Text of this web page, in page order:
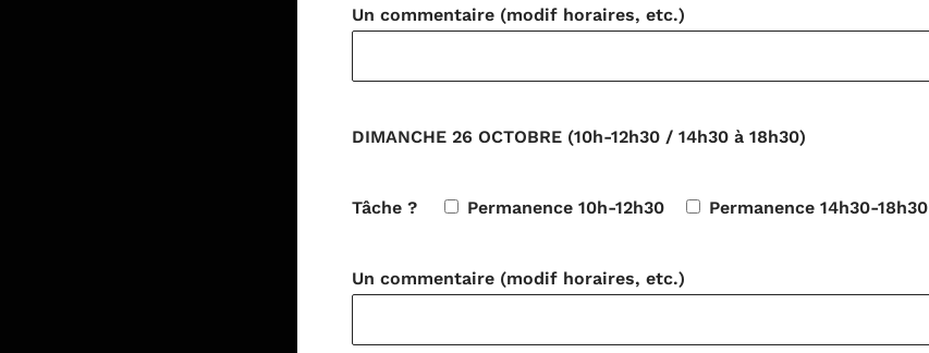
Un commentaire (modif horaires, etc.)
DIMANCHE 26 OCTOBRE (10h-12h30 / 14h30 à 18h30)
Tâche ? Permanence 10h-12h30 Permanence 14h30-18h30
Un commentaire (modif horaires, etc.)